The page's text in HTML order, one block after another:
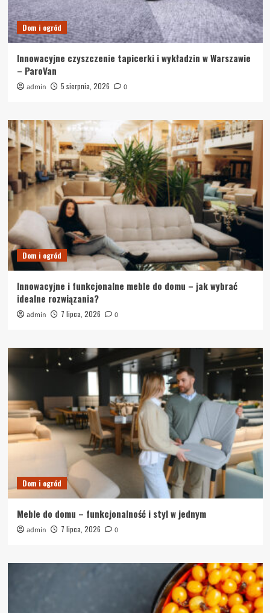
Dom i ogród
Innowacyjne czyszczenie tapicerki i wykładzin w Warszawie
– ParoVan
admin 5 sierpnia, 2026 0
Dom i ogród
Innowacyjne i funkcjonalne meble do domu – jak wybrać
idealne rozwiązania?
admin 7 lipca, 2026 0
Dom i ogród
Meble do domu – funkcjonalność i styl w jednym
admin 7 lipca, 2026 0